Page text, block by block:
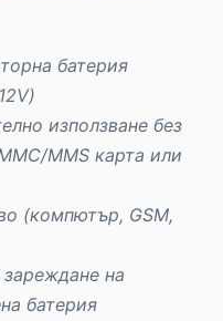
батерия
използване без
MMS карта или
(компютър, GSM,
на
батерия